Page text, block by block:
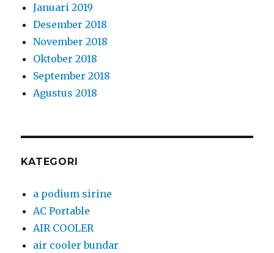
Januari 2019
Desember 2018
November 2018
Oktober 2018
September 2018
Agustus 2018
KATEGORI
a podium sirine
AC Portable
AIR COOLER
air cooler bundar